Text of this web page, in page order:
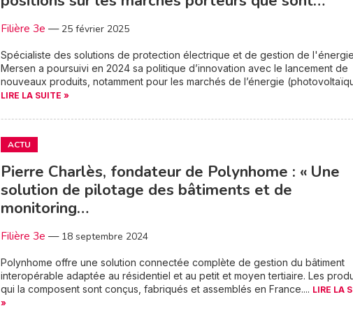
Filière 3e — 25 février 2025
Spécialiste des solutions de protection électrique et de gestion de
Mersen a poursuivi en 2024 sa politique d’innovation avec le lancement de
nouveaux produits, notamment pour les marchés de l’énergie
LIRE LA SUITE »
ACTU
Pierre Charlès, fondateur de Polynhome : « Une
solution de pilotage des bâtiments et de
monitoring…
Filière 3e — 18 septembre 2024
Polynhome offre une solution connectée complète de gestion du bâtiment
interopérable adaptée au résidentiel et au petit et moyen tertiaire. Les
qui la composent sont conçus, fabriqués et assemblés en France.... LIRE LA
»